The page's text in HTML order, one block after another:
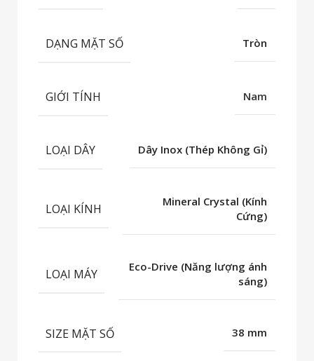
DẠNG MẶT SỐ Tròn
GIỚI TÍNH Nam
LOẠI DÂY Dây Inox (Thép Không Gỉ)
LOẠI KÍNH
Mineral Crystal (Kính
Cứng)
LOẠI MÁY
Eco-Drive (Năng lượng ánh
sáng)
SIZE MẶT SỐ 38 mm